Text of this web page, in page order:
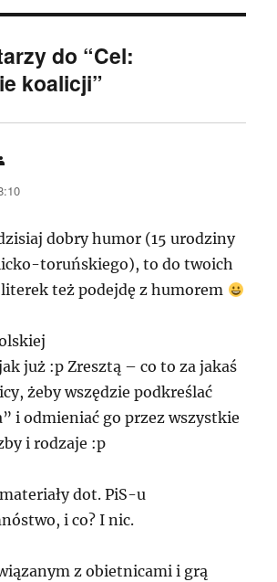
do “Cel:
koalicji”
dobry humor (15 urodziny
toruńskiego), to do twoich
też podejdę z humorem
już :p Zresztą – co to za jakaś
żeby wszędzie podkreślać
i odmieniać go przez wszystkie
i rodzaje :p
dot. PiS-u
i co? I nic.
z obietnicami i grą